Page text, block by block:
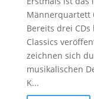
Männerquartett
Bereits drei
Classics
zeichnen sich
musikalischen
K...